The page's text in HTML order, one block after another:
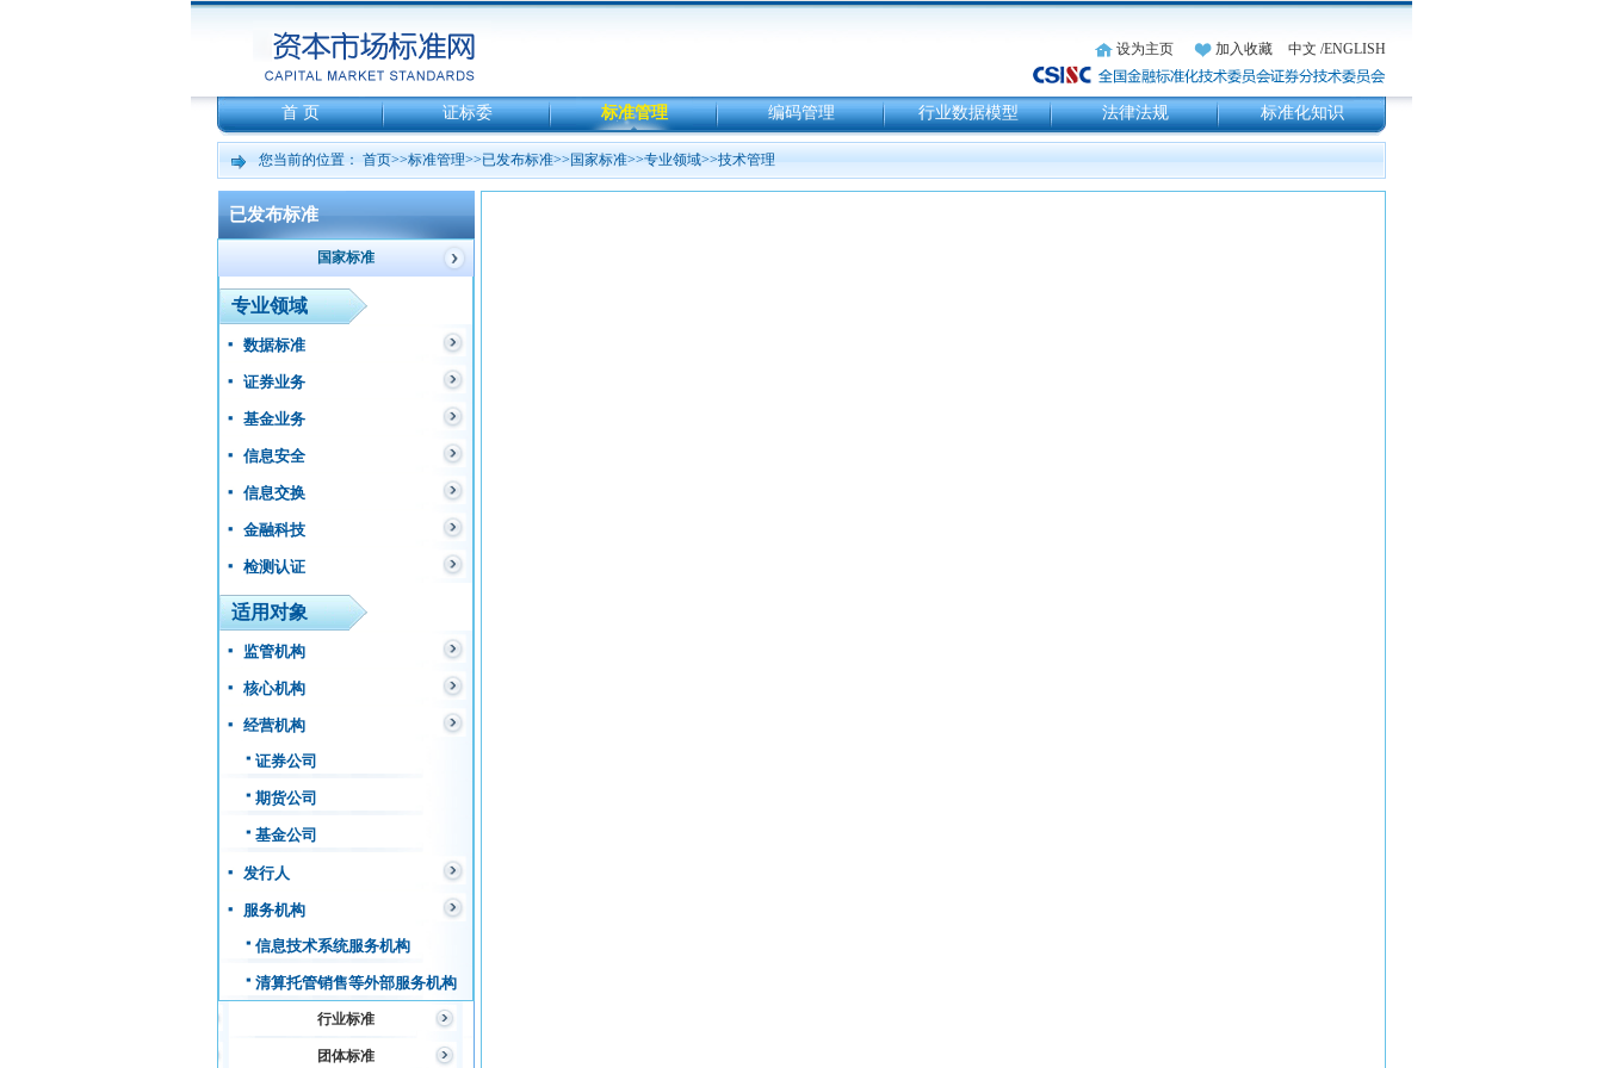
设为主页 加入收藏 中文 /ENGLISH
首 页 证标委 标准管理 编码管理 行业数据模型 法律法规 标准化知识
您当前的位置： 首页>>标准管理>>已发布标准>>国家标准>>专业领域>>技术管理
已发布标准
国家标准
专业领域
数据标准
证券业务
基金业务
信息安全
信息交换
金融科技
检测认证
适用对象
监管机构
核心机构
经营机构
证券公司
期货公司
基金公司
发行人
服务机构
信息技术系统服务机构
清算托管销售等外部服务机构
行业标准
团体标准